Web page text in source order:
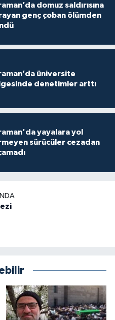
domuz saldırısına
genç çoban ölümden
üniversite
denetimler arttı
yayalara yol
sürücüler cezadan